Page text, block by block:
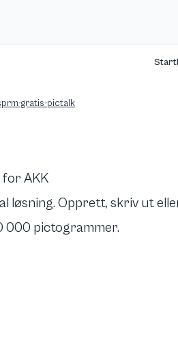
Start
gratis-pictalk
AKK
løsning. Opprett, skriv ut
000 pictogrammer.